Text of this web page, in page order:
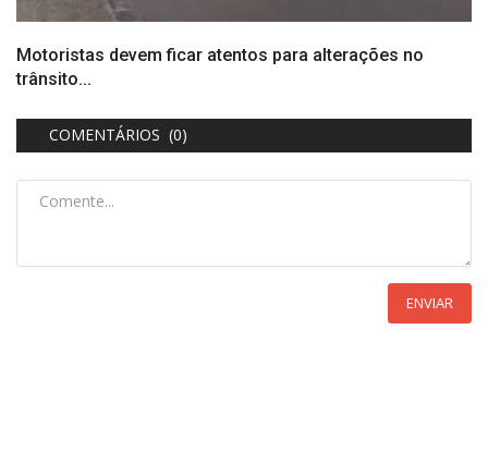
Motoristas devem ficar atentos para alterações no
trânsito...
COMENTÁRIOS (0)
ENVIAR